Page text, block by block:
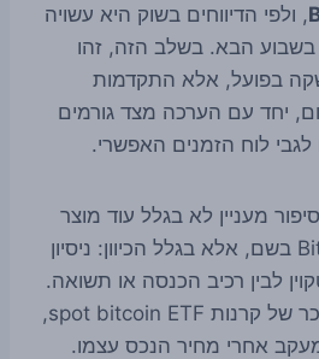
, ולפי הדיווחים בשוק היא עשויה
הבא. בשלב הזה, זהו
בפועל, אלא התקדמות
יחד עם הערכה מצד גורמים
לוח הזמנים האפשרי.
מעניין לא בגלל עוד מוצר
מדף עם המילה Bitcoin בשם, אלא בגלל הכיוון: ניסיון
לבין רכיב הכנסה או תשואה.
זה שונה מהמודל המוכר של קרנות spot bitcoin ETF,
אחרי מחיר הנכס עצמו.